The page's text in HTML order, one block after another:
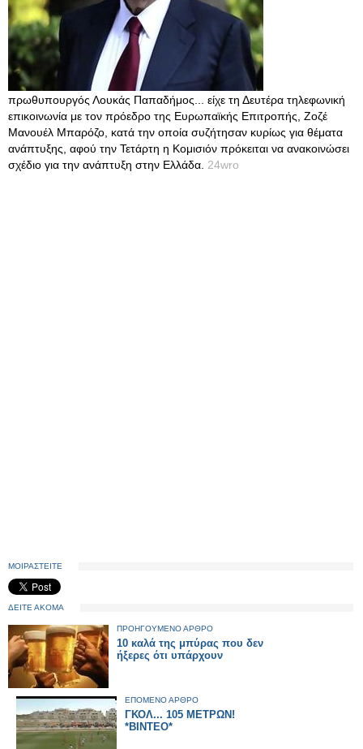
πρωθυπουργός Λουκάς Παπαδήμος... είχε τη Δευτέρα τηλεφωνική
επικοινωνία με τον πρόεδρο της Ευρωπαϊκής Επιτροπής, Ζοζέ
Μανουέλ Μπαρόζο, κατά την οποία συζήτησαν κυρίως για θέματα
ανάπτυξης, αφού την Τετάρτη η Κομισιόν πρόκειται να ανακοινώσει
σχέδιο για την ανάπτυξη στην Ελλάδα. 24wro
ΜΟΙΡΑΣΤΕΙΤΕ
ΔΕΙΤΕ ΑΚΟΜΑ
ΠΡΟΗΓΟΥΜΕΝΟ ΑΡΘΡΟ
10 καλά της μπύρας που δεν
ήξερες ότι υπάρχουν
ΕΠΟΜΕΝΟ ΑΡΘΡΟ
ΓΚΟΛ... 105 ΜΕΤΡΩΝ!
*ΒΙΝΤΕΟ*